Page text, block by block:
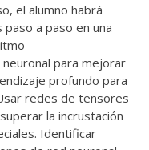
el alumno habrá
a paso en una
neuronal para mejorar
profundo para
redes de tensores
la incrustación
Identificar